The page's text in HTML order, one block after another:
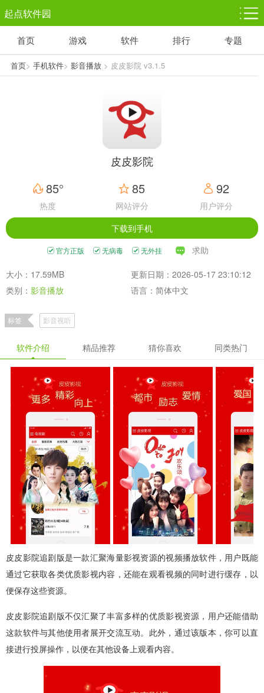
起点软件园
塔防游戏
1千+款游戏
休闲益智
1万+款游戏
体育竞技
5百+款游戏
3百+款游戏
首页 游戏 软件 排行 专题
首页> 手机软件> 影音播放> 皮皮影院 v3.1.5
皮皮影院
85°
热度
85
网站评分
92
用户评分
下载到手机
官方正版 无病毒 无外挂 求助
大小：17.59MB
更新日期：2026-05-17 23:10:12
类别： 影音播放 语言：简体中文
标签 影音视听
软件介绍 精品推荐 猜你喜欢 同类热门
皮皮影院追剧版是一款汇聚海量影视资源的视频播放软件，用户既能
通过它获取各类优质影视内容，还能在观看视频的同时进行缓存，以
便保存这些资源。
皮皮影院追剧版不仅汇聚了丰富多样的优质影视资源，用户还能借助
这款软件与其他使用者展开交流互动。此外，通过该版本，你可以直
接进行投屏操作，以便在其他设备上观看内容。